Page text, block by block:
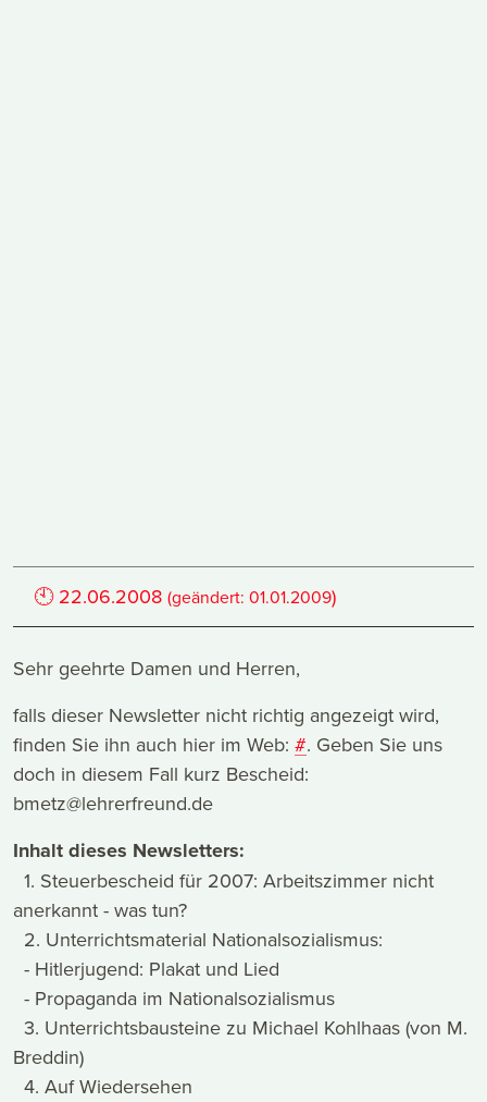
🕙 22.06.2008 (geändert:01.01.2009)
Sehr geehrte Damen und Herren,
falls dieser Newsletter nicht richtig angezeigt wird,
finden Sie ihn auch hier im Web: #. Geben Sie uns
doch in diesem Fall kurz Bescheid:
bmetz@lehrerfreund.de
Inhalt dieses Newsletters:
1. Steuerbescheid für 2007: Arbeitszimmer nicht
anerkannt - was tun?
2. Unterrichtsmaterial Nationalsozialismus:
- Hitlerjugend: Plakat und Lied
- Propaganda im Nationalsozialismus
3. Unterrichtsbausteine zu Michael Kohlhaas (von M.
Breddin)
4. Auf Wiedersehen